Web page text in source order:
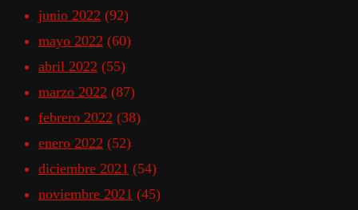
junio 2022 (92)
mayo 2022 (60)
abril 2022 (55)
marzo 2022 (87)
febrero 2022 (38)
enero 2022 (52)
diciembre 2021 (54)
noviembre 2021 (45)